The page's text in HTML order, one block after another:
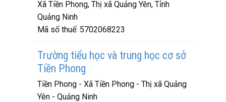
Xã Tiền Phong, Thị xã Quảng Yên, Tỉnh
Quảng Ninh
Mã số thuế: 5702068223
Trường tiểu học và trung học cơ sở
Tiền Phong
Tiền Phong - Xã Tiền Phong - Thị xã Quảng
Yên - Quảng Ninh